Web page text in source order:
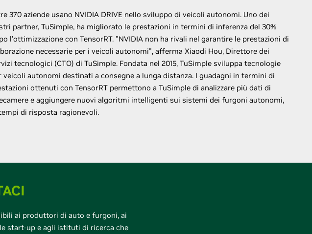
370 aziende usano NVIDIA DRIVE nello sviluppo di veicoli autonomi. Uno dei
partner, TuSimple, ha migliorato le prestazioni in termini di inferenza del 30%
l'ottimizzazione con TensorRT. "NVIDIA non ha rivali nel garantire le prestazioni di
necessarie per i veicoli autonomi", afferma Xiaodi Hou, Direttore dei
tecnologici (CTO) di TuSimple. Fondata nel 2015, TuSimple sviluppa tecnologie
veicoli autonomi destinati a consegne a lunga distanza. I guadagni in termini di
ottenuti con TensorRT permettono a TuSimple di analizzare più dati di
e aggiungere nuovi algoritmi intelligenti sui sistemi dei furgoni autonomi,
di risposta ragionevoli.
ai produttori di auto e furgoni, ai
start-up e agli istituti di ricerca che